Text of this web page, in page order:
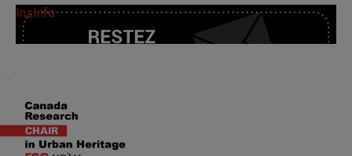
InsInfo